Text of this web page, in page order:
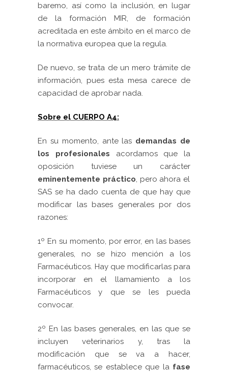
baremo, así como la inclusión, en lugar
de la formación MIR, de formación
acreditada en este ámbito en el marco de
la normativa europea que la regula.
De nuevo, se trata de un mero trámite de
información, pues esta mesa carece de
capacidad de aprobar nada.
Sobre el CUERPO A4:
En su momento, ante las demandas de
los profesionales acordamos que la
oposición tuviese un carácter
eminentemente práctico, pero ahora el
SAS se ha dado cuenta de que hay que
modificar las bases generales por dos
razones:
1º En su momento, por error, en las bases
generales, no se hizo mención a los
Farmacéuticos. Hay que modificarlas para
incorporar en el llamamiento a los
Farmacéuticos y que se les pueda
convocar.
2º En las bases generales, en las que se
incluyen veterinarios y, tras la
modificación que se va a hacer,
farmacéuticos, se establece que la fase